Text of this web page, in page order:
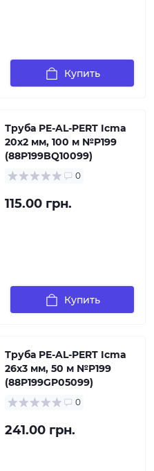
Купить
Труба PE-AL-PERT Icma
20х2 мм, 100 м №P199
(88P199BQ10099)
0
115.00 грн.
Купить
Труба PE-AL-PERT Icma
26х3 мм, 50 м №P199
(88P199GP05099)
0
241.00 грн.